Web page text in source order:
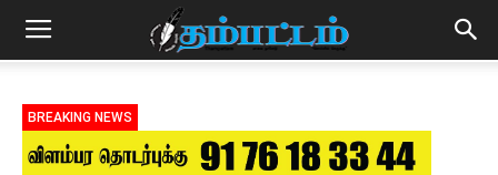
BREAKING NEWS